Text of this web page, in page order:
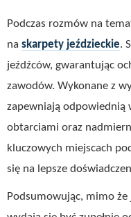
Podczas rozmów na
na skarpety jeździeckie.
jeźdźców, gwarantując
zawodów. Wykonane z
zapewniają odpowiednią
obtarciami oraz
kluczowych miejscach
się na lepsze
Podsumowując, mimo